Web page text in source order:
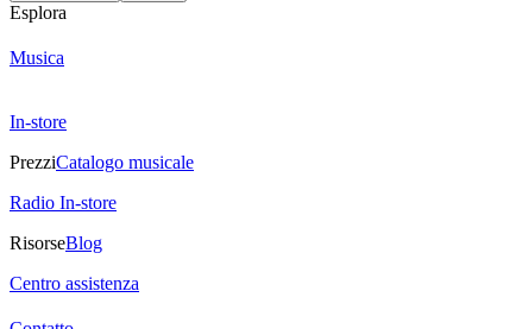
Esplora
Musica
In-store
PrezziCatalogo musicale
Radio In-store
RisorseBlog
Centro assistenza